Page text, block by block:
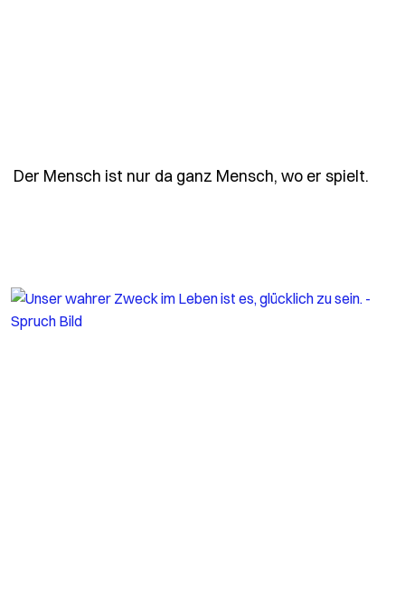
Der Mensch ist nur da ganz Mensch, wo er spielt.